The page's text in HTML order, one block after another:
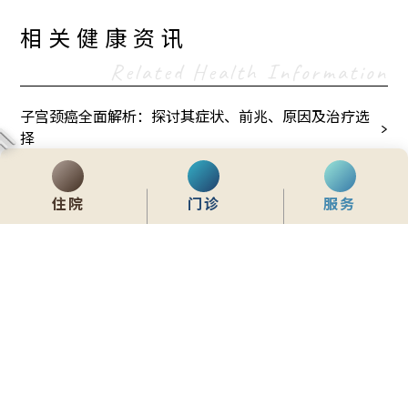
相关健康资讯
Related Health Information
子宫颈癌全面解析：探讨其症状、前兆、原因及治疗选
择
住院 门诊 服务